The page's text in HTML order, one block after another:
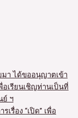
า ได้ขออนุญาตเข้า
เรียนเชิญท่านเป็นที่
ย์ ฯ
เรื่อง “เปิด” เพื่อ